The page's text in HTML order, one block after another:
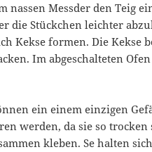
nassen Messder den Teig
die Stückchen leichter
Kekse formen. Die Kekse
Im abgeschalteten
ein einem einzigen
werden, da sie so trocken
kleben. Se halten